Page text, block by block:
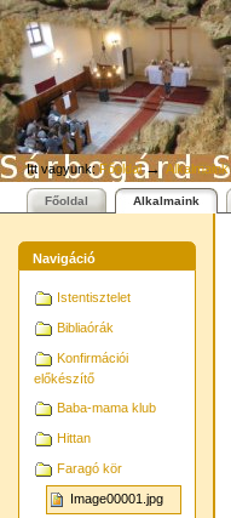
Tovább
a
tartalomhoz
|
Ugrás
a
navigációhoz
Személyes
eszközök
Itt vagyunk: Főoldal →Alkalmaink
Bekezdések
Főoldal Alkalmaink
Navigáció
Istentisztelet
Bibliaórák
Konfirmációi
előkészítő
Baba-mama klub
Hittan
Faragó kör
Image00001.jpg